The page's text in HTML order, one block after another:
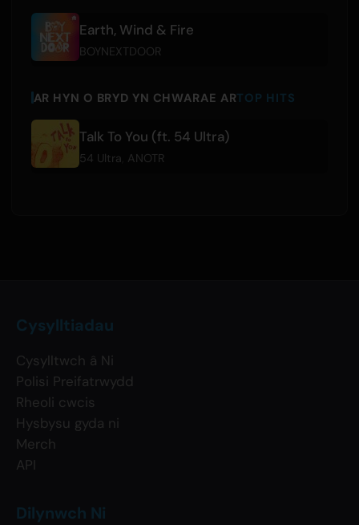
Earth, Wind & Fire
BOYNEXTDOOR
AR HYN O BRYD YN CHWARAE ARTOP HITS
Talk To You (ft. 54 Ultra)
54 Ultra ANOTR
Cysylltiadau
Cysylltwch â Ni
Polisi Preifatrwydd
Rheoli cwcis
Hysbysu gyda ni
Merch
API
Dilynwch Ni